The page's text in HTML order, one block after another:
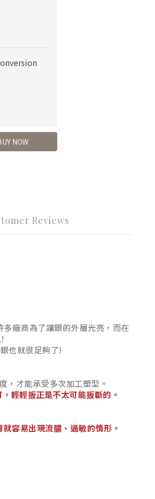
NOW
Reviews
廠商為了讓銀的外層光亮，而在
也就很足夠了!
，才能承受多次加工塑型。
輕輕扳正是不太可能扳斷的。
容易出現流膿、過敏的情形。